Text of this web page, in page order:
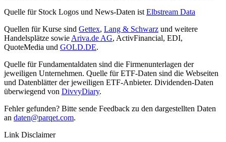
Quelle für Stock Logos und News-Daten ist Elbstream Data
Quellen für Kurse sind Gettex, Lang & Schwarz und weitere
Handelsplätze sowie Ariva.de AG, ActivFinancial, EDI,
QuoteMedia und GOLD.DE.
Quelle für Fundamentaldaten sind die Firmenunterlagen der
jeweiligen Unternehmen. Quelle für ETF-Daten sind die Webseiten
und Datenblätter der jeweiligen ETF-Anbieter. Dividenden-Daten
überwiegend von DivvyDiary.
Fehler gefunden? Bitte sende Feedback zu den dargestellten Daten
an daten@parqet.com.
Link Disclaimer